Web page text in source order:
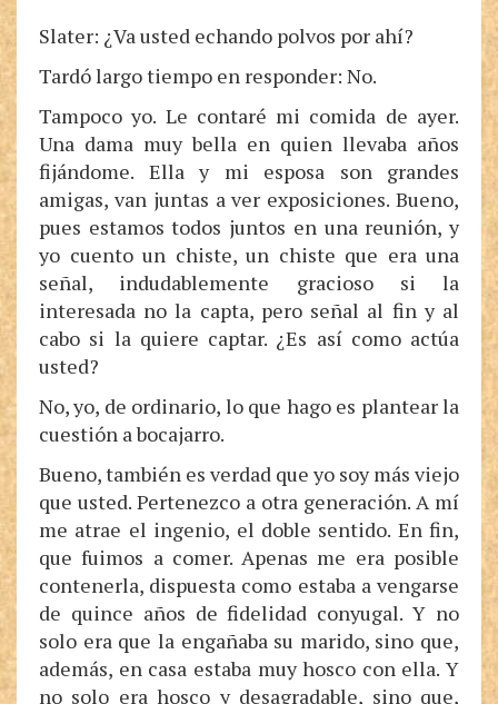
Slater: ¿Va usted echando polvos por ahí?
Tardó largo tiempo en responder: No.
Tampoco yo. Le contaré mi comida de ayer.
Una dama muy bella en quien llevaba años
fijándome. Ella y mi esposa son grandes
amigas, van juntas a ver exposiciones. Bueno,
pues estamos todos juntos en una reunión, y
yo cuento un chiste, un chiste que era una
señal, indudablemente gracioso si la
interesada no la capta, pero señal al fin y al
cabo si la quiere captar. ¿Es así como actúa
usted?
No, yo, de ordinario, lo que hago es plantear la
cuestión a bocajarro.
Bueno, también es verdad que yo soy más viejo
que usted. Pertenezco a otra generación. A mí
me atrae el ingenio, el doble sentido. En fin,
que fuimos a comer. Apenas me era posible
contenerla, dispuesta como estaba a vengarse
de quince años de fidelidad conyugal. Y no
solo era que la engañaba su marido, sino que,
además, en casa estaba muy hosco con ella. Y
no solo era hosco y desagradable, sino que,